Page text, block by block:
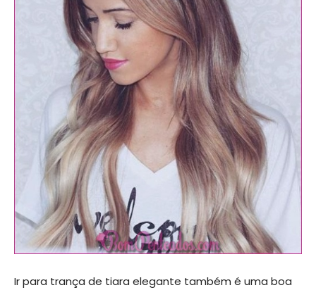
Ir para trança de tiara elegante também é uma boa